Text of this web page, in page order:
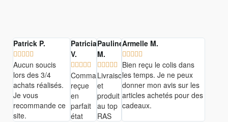
Patrick P.
    
Aucun soucis
lors des 3/4
achats réalisés.
Je vous
recommande ce
site.
Patricia
V.
    
Commande
reçue
en
parfait
état
Pauline
M.
    
Livraison
et
produit
au top
RAS
Armelle M.
    
Bien reçu le colis dans
les temps. Je ne peux
donner mon avis sur les
articles achetés pour des
cadeaux.